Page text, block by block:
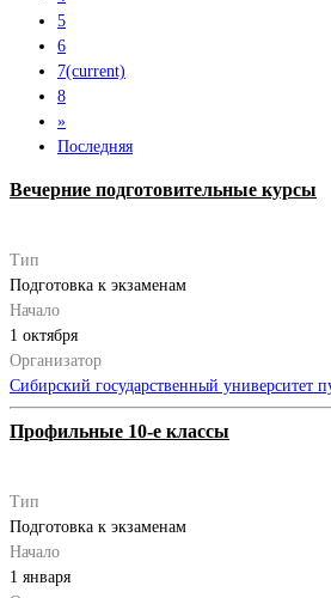
5
6
7(current)
8
»
Последняя
Вечерние подготовительные курсы
Тип
Подготовка к экзаменам
Начало
1 октября
Организатор
Сибирский государственный университет
Профильные 10-е классы
Тип
Подготовка к экзаменам
Начало
1 января